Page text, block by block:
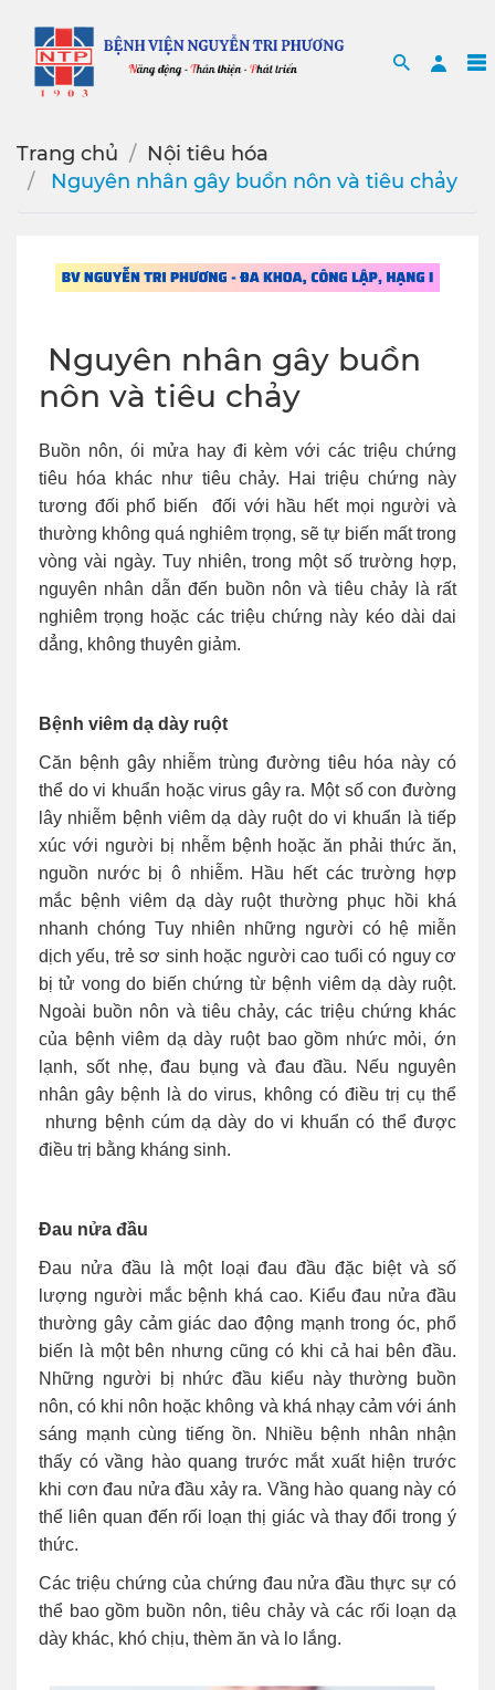
Search
Trang chủ
Nội tiêu hóa
️ Nguyên nhân gây buồn nôn và tiêu chảy
️ Nguyên nhân gây buồn
nôn và tiêu chảy
Buồn nôn, ói mửa hay đi kèm với các triệu chứng
tiêu hóa khác như tiêu chảy. Hai triệu chứng này
tương đối phổ biến đối với hầu hết mọi người và
thường không quá nghiêm trọng, sẽ tự biến mất trong
vòng vài ngày. Tuy nhiên, trong một số trường hợp,
nguyên nhân dẫn đến buồn nôn và tiêu chảy là rất
nghiêm trọng hoặc các triệu chứng này kéo dài dai
dẳng, không thuyên giảm.
Bệnh viêm dạ dày ruột
Căn bệnh gây nhiễm trùng đường tiêu hóa này có
thể do vi khuẩn hoặc virus gây ra. Một số con đường
lây nhiễm bệnh viêm dạ dày ruột do vi khuẩn là tiếp
xúc với người bị nhễm bệnh hoặc ăn phải thức ăn,
nguồn nước bị ô nhiễm. Hầu hết các trường hợp
mắc bệnh viêm dạ dày ruột thường phục hồi khá
nhanh chóng Tuy nhiên những người có hệ miễn
dịch yếu, trẻ sơ sinh hoặc người cao tuổi có nguy cơ
bị tử vong do biến chứng từ bệnh viêm dạ dày ruột.
Ngoài buồn nôn và tiêu chảy, các triệu chứng khác
của bệnh viêm dạ dày ruột bao gồm nhức mỏi, ớn
lạnh, sốt nhẹ, đau bụng và đau đầu. Nếu nguyên
nhân gây bệnh là do virus, không có điều trị cụ thể
nhưng bệnh cúm dạ dày do vi khuẩn có thể được
điều trị bằng kháng sinh.
Đau nửa đầu
Đau nửa đầu là một loại đau đầu đặc biệt và số
lượng người mắc bệnh khá cao. Kiểu đau nửa đầu
thường gây cảm giác dao động mạnh trong óc, phổ
biến là một bên nhưng cũng có khi cả hai bên đầu.
Những người bị nhức đầu kiểu này thường buồn
nôn, có khi nôn hoặc không và khá nhạy cảm với ánh
sáng mạnh cùng tiếng ồn. Nhiều bệnh nhân nhận
thấy có vầng hào quang trước mắt xuất hiện trước
khi cơn đau nửa đầu xảy ra. Vầng hào quang này có
thể liên quan đến rối loạn thị giác và thay đổi trong ý
thức.
Các triệu chứng của chứng đau nửa đầu thực sự có
thể bao gồm buồn nôn, tiêu chảy và các rối loạn dạ
dày khác, khó chịu, thèm ăn và lo lắng.